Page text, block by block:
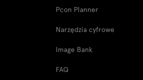
Pcon Planner
Narzędzia cyfrowe
Image Bank
FAQ